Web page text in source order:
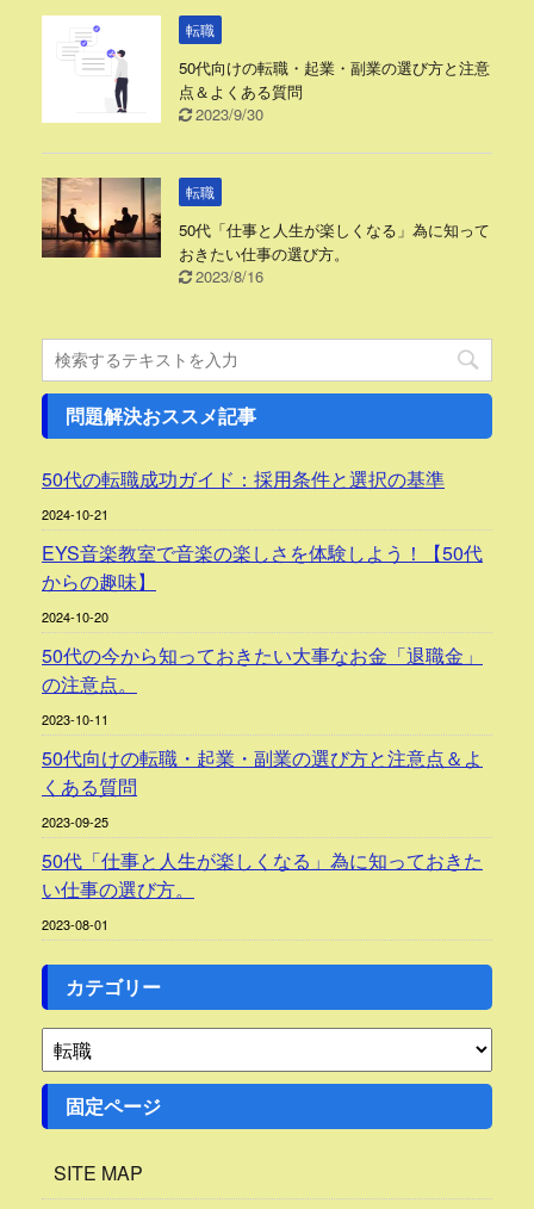
転職
50代向けの転職・起業・副業の選び方と注意
点＆よくある質問
2023/9/30
転職
50代「仕事と人生が楽しくなる」為に知って
おきたい仕事の選び方。
2023/8/16
問題解決おススメ記事
50代の転職成功ガイド：採用条件と選択の基準
2024-10-21
EYS音楽教室で音楽の楽しさを体験しよう！【50代
からの趣味】
2024-10-20
50代の今から知っておきたい大事なお金「退職金」
の注意点。
2023-10-11
50代向けの転職・起業・副業の選び方と注意点＆よ
くある質問
2023-09-25
50代「仕事と人生が楽しくなる」為に知っておきた
い仕事の選び方。
2023-08-01
カテゴリー
固定ページ
SITE MAP